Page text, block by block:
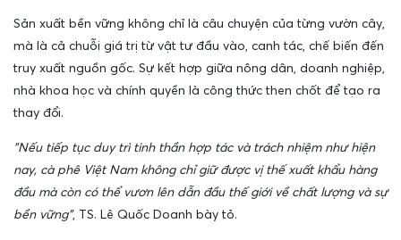
Sản xuất bền vững không chỉ là câu chuyện của từng vườn cây,
mà là cả chuỗi giá trị từ vật tư đầu vào, canh tác, chế biến đến
truy xuất nguồn gốc. Sự kết hợp giữa nông dân, doanh nghiệp,
nhà khoa học và chính quyền là công thức then chốt để tạo ra
thay đổi.
"Nếu tiếp tục duy trì tinh thần hợp tác và trách nhiệm như hiện
nay, cà phê Việt Nam không chỉ giữ được vị thế xuất khẩu hàng
đầu mà còn có thể vươn lên dẫn đầu thế giới về chất lượng và sự
bền vững", TS. Lê Quốc Doanh bày tỏ.